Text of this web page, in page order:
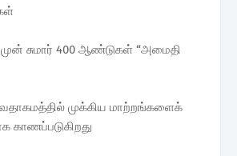
முன் சுமார் 400 ஆண்டுகள் “அமைதி
முக்கிய மாற்றங்களைக்
காணப்படுகிறது